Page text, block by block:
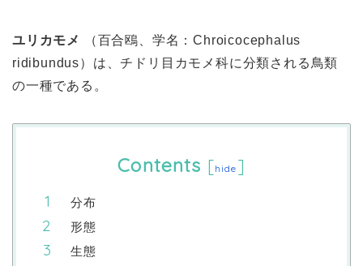
ユリカモメ （百合鴎、学名：Chroicocephalus
ridibundus）は、チドリ目カモメ科に分類される鳥類
の一種である。
Contents [hide ]
分布
形態
生態